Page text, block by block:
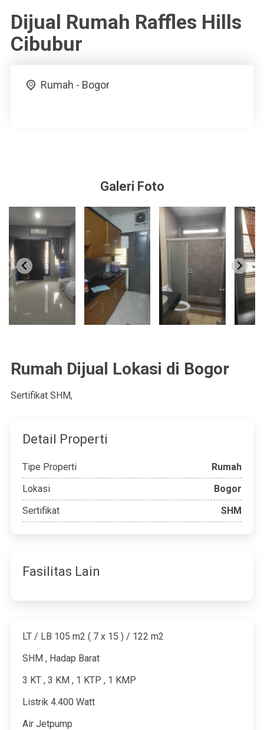
Dijual Rumah Raffles Hills
Cibubur
Rumah - Bogor
Galeri Foto
Rumah Dijual Lokasi di Bogor
Sertifikat SHM,
Detail Properti
Tipe Properti
Rumah
Lokasi
Bogor
Sertifikat
SHM
Fasilitas Lain
LT / LB 105 m2 ( 7 x 15 ) / 122 m2
SHM , Hadap Barat
3 KT , 3 KM , 1 KTP , 1 KMP
Listrik 4.400 Watt
Air Jetpump